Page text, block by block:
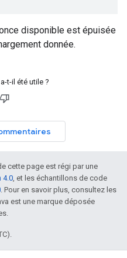
disponible est épuisée
donnée.
t-il été utile ?
cette page est régi par une
4.0, et les échantillons de code
. Pour en savoir plus, consultez les
est une marque déposée